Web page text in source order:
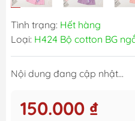
Tình trạng: Hết hàng
Loại: H424 Bộ cotton BG
Nội dung đang cập nhật...
150.000 ₫